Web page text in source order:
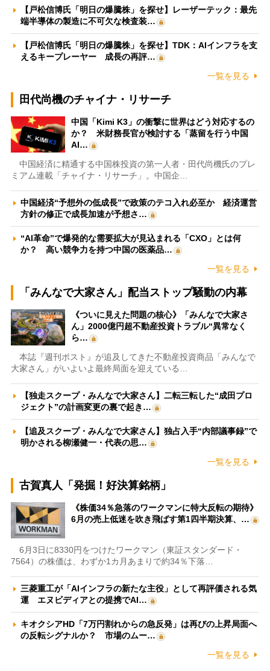
【戸松信博氏「明日の爆騰株」を探せ】レーザーテック：最先
端半導体の製造に不可欠な検査装…
【戸松信博氏「明日の爆騰株」を探せ】TDK：AIインフラを支
えるキープレーヤー 成長の再評…
一覧を見る
田代尚機のチャイナ・リサーチ
中国「Kimi K3」の衝撃に世界はどう対応するの
か？ 米財務長官が検討する「蒸留を行う中国
AI…
中国経済に精通する中国株投資の第一人者・田代尚機氏のプレ
ミアム連載「チャイナ・リサーチ」。中国企…
中国経済“予想外の低成長”で政策のテコ入れ必至か 経済運営
方針の修正で成長加速が予想さ…
“AI革命”で爆発的な需要拡大が見込まれる「CXO」とは何
か？ 高い競争力を持つ中国の医薬品…
一覧を見る
「みんなで大家さん」配当ストップ騒動の内幕
《ついに見えた問題の核心》「みんなで大家さ
ん」2000億円超不動産投資トラブル“異常なく
ら…
本誌『週刊ポスト』が追及してきた不動産投資商品「みんなで
大家さん」がいよいよ最終局面を迎えている…
【独走スクープ・みんなで大家さん】二転三転した“成田プロ
ジェクト”の計画変更の裏で起き…
【追及スクープ・みんなで大家さん】独占入手“内部議事録”で
明かされる柳瀬健一・代表の思…
一覧を見る
古賀真人「発掘！好決算銘柄」
《株価34％急落のワークマンに特大反転の期待》
6月の売上低迷を吹き飛ばす第1四半期決算、…
6月3日に8330円をつけたワークマン（東証スタンダード・
7564）の株価は、わずか1カ月あまりで約34％下落…
三菱重工が「AIインフラの新たな主役」として再評価される気
運 エヌビディアとの提携でAI…
キオクシアHD「7万円割れからの急反発」は再びの上昇局面へ
の反転シグナルか？ 市場のムー…
一覧を見る